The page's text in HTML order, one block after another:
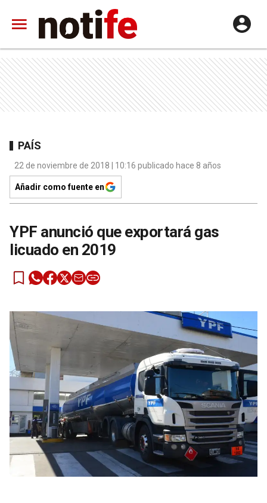
PAÍS
22 de noviembre de 2018 | 10:16 publicado hace 8 años
Añadir como fuente en
YPF anunció que exportará gas
licuado en 2019